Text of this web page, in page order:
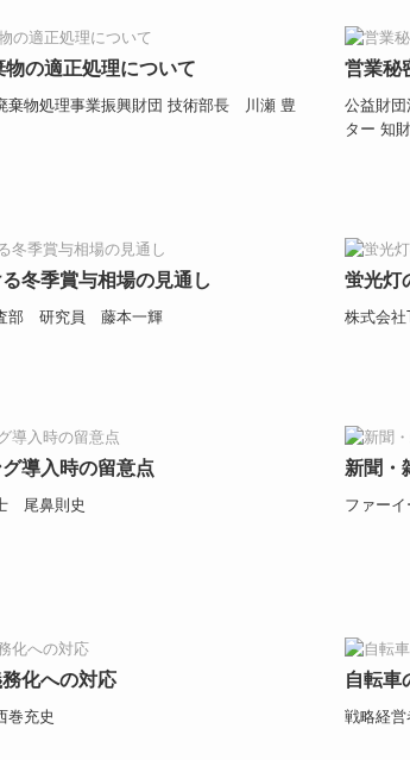
の適正処理について
棄物処理事業振興財団 技術部長 川瀬 豊
営業秘
公益財
ター 知
冬季賞与相場の見通し
部 研究員 藤本一輝
蛍光灯
株式会
導入時の留意点
尾鼻則史
新聞・
ファー
化への対応
巻充史
自転車
戦略経営